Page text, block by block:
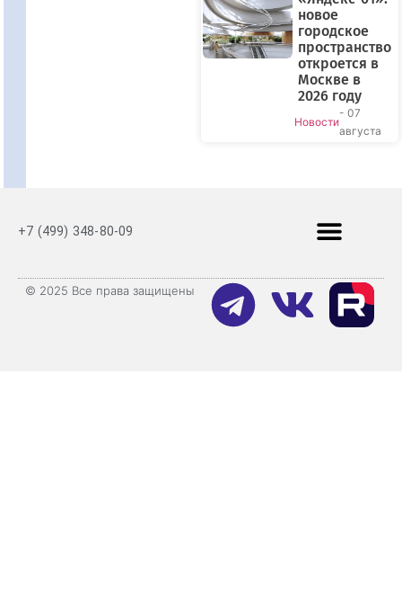
новое
городское
пространство
откроется в
Москве в
2026 году
Новости
- 07
августа
+7 (499) 348-80-09
© 2025 Все права защищены